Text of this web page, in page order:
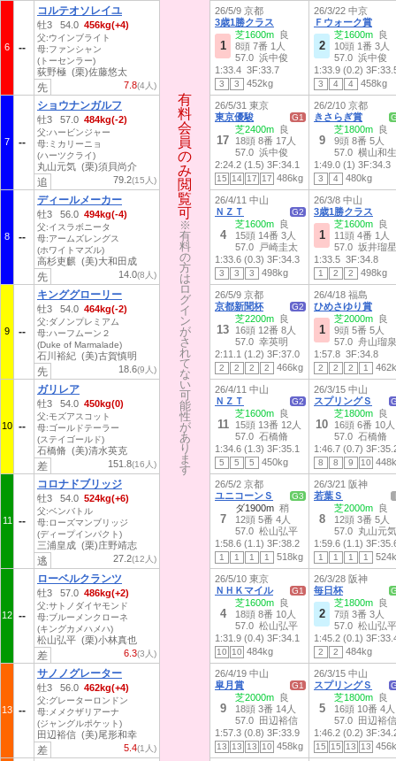
有
料
会
員
の
み
閲
覧
可
※
有
料
の
方
は
ロ
グ
イ
ン
が
さ
れ
て
な
い
可
能
性
が
あ
り
ま
す
6
コルテオソレイユ
牡3 54.0 456kg(+4)
父:ウインブライト
母:ファンシャン
(トーセンラー)
荻野極 (栗)佐藤悠太
7.8(4人)
先
7
ショウナンガルフ
牡3 57.0 484kg(-2)
父:ハービンジャー
母:ミカリーニョ
(ハーツクライ)
丸山元気 (栗)須貝尚介
79.2(15人)
追
8
ディールメーカー
牡3 56.0 494kg(-4)
父:イスラボニータ
母:アームズレングス
(ホワイトマズル)
高杉吏麒 (美)大和田成
14.0(8人)
先
9
キンググローリー
牡3 54.0 464kg(-2)
父:ダノンプレミアム
母:ハーフムーン２
(Duke of Marmalade)
石川裕紀 (美)古賀慎明
18.6(9人)
先
10
ガリレア
牡3 54.0 450kg(0)
父:モズアスコット
母:ゴールドテーラー
(ステイゴールド)
石橋脩 (美)清水英克
151.8(16人)
差
11
コロナドブリッジ
牡3 54.0 524kg(+6)
父:ベンバトル
母:ローズマンブリッジ
(ディープインパクト)
三浦皇成 (栗)庄野靖志
27.2(12人)
逃
12
ローベルクランツ
牡3 57.0 486kg(+2)
父:サトノダイヤモンド
母:ブルーメンクローネ
(キングカメハメハ)
松山弘平 (栗)小林真也
6.3(3人)
差
13
サノノグレーター
牡3 56.0 462kg(+4)
父:グレーターロンドン
母:メメクザリアーナ
(ジャングルポケット)
田辺裕信 (美)尾形和幸
5.4(1人)
差
有
料
会
員
の
み
閲
覧
可
※
有
料
の
方
は
ロ
グ
イ
ン
が
さ
れ
て
な
い
可
能
性
が
あ
り
ま
す
26/5/9 京都
3歳1勝クラス
1
芝1600m 良
8頭 7番 1人
57.0 浜中俊
1:33.4 3F:33.7
3 3 452kg
26/3/22 中京
Ｆウォーク賞
2
芝1600m 良
10頭 1番 3人
57.0 浜中俊
1:33.9 (0.2)
3 4 4 458kg
26/5/31 東京
東京優駿
G1
17
芝2400m 良
18頭 8番 17人
57.0 浜中俊
2:24.2 (1.5) 3F:34.1
15 14 17 17 486kg
26/2/10 京都
きさらぎ賞
9
芝1800m 良
9頭 8番 5人
57.0 横山和生
1:49.0 (1) 3F:34.3
3 4 480kg
26/4/11 中山
ＮＺＴ
G2
4
芝1600m 良
15頭 14番 3人
57.0 戸崎圭太
1:33.6 (0.3) 3F:34.3
3 3 3 498kg
26/3/8 中山
3歳1勝クラス
1
芝1600m 良
11頭 4番 1人
57.0 坂井瑠星
1:33.5 3F:34.8
1 2 2 498kg
26/5/9 京都
京都新聞杯
G2
13
芝2200m 良
16頭 12番 8人
57.0 幸英明
2:11.1 (1.2) 3F:37.0
2 2 2 2 466kg
26/4/18 福島
ひめさゆり賞
1
芝2000m 良
9頭 5番 5人
57.0 舟山瑠泉
1:57.8 3F:34.8
2 2 2 1
26/4/11 中山
ＮＺＴ
G2
11
芝1600m 良
15頭 13番 12人
57.0 石橋脩
1:34.6 (1.3) 3F:35.1
5 5 5 450kg
26/3/15 中山
スプリングＳ
10
芝1800m 良
16頭 6番 10人
57.0 石橋脩
1:46.7 (0.7)
8 8 9 10
26/5/2 京都
ユニコーンＳ
G3
7
ダ1900m 稍
12頭 5番 4人
57.0 松山弘平
1:58.6 (1.1) 3F:38.2
1 1 1 1 518kg
26/3/21 阪神
若葉Ｓ
8
芝2000m 良
12頭 3番 5人
57.0 丸山元気
1:59.6 (1.1)
1 1 1 1
26/5/10 東京
ＮＨＫマイル
G1
4
芝1600m 良
18頭 8番 10人
57.0 松山弘平
1:31.9 (0.4) 3F:34.1
10 10 484kg
26/3/28 阪神
毎日杯
2
芝1800m 良
7頭 3番 3人
57.0 松山弘平
1:45.2 (0.1)
2 2 484kg
26/4/19 中山
皐月賞
G1
9
芝2000m 良
18頭 3番 14人
57.0 田辺裕信
1:57.3 (0.8) 3F:33.9
13 13 13 10 458kg
26/3/15 中山
スプリングＳ
5
芝1800m 良
16頭 10番 4人
57.0 田辺裕信
1:46.2 (0.2)
15 15 13 13